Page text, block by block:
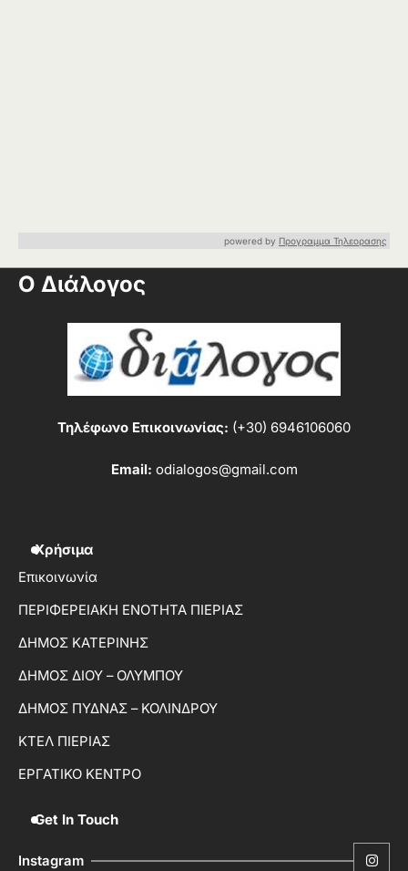
powered by Προγραμμα Τηλεορασης
Ο Διάλογος
Τηλέφωνο Επικοινωνίας: (+30) 6946106060
Email: odialogos@gmail.com
Χρήσιμα
Επικοινωνία
ΠΕΡΙΦΕΡΕΙΑΚΗ ΕΝΟΤΗΤΑ ΠΙΕΡΙΑΣ
ΔΗΜΟΣ ΚΑΤΕΡΙΝΗΣ
ΔΗΜΟΣ ΔΙΟΥ – ΟΛΥΜΠΟΥ
ΔΗΜΟΣ ΠΥΔΝΑΣ – ΚΟΛΙΝΔΡΟΥ
ΚΤΕΛ ΠΙΕΡΙΑΣ
ΕΡΓΑΤΙΚΟ ΚΕΝΤΡΟ
Get In Touch
Instagram